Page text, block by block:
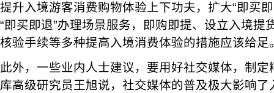
提升入境游客消费购物体验上下功夫，扩大“即买
“即买即退”办理场景服务，即购即提、设立入境提
核验手续等多种提高入境消费体验的措施应该给足
此外，一些业内人士建议，要用好社交媒体，制
库高级研究员王旭说，社交媒体的普及极大影响